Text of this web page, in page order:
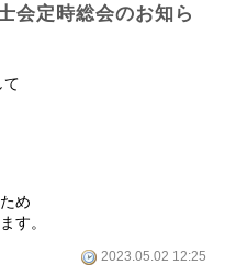
会定時総会のお知ら
て
め
す。
2023.05.02 12:25